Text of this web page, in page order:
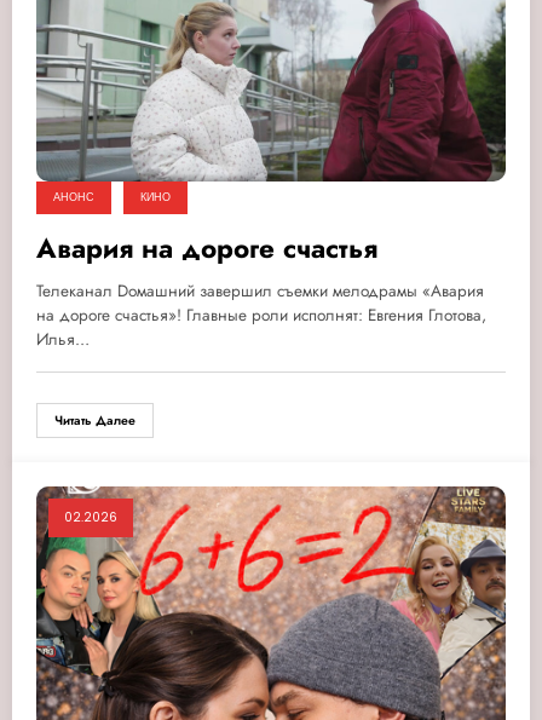
АНОНС КИНО
Авария на дороге счастья
Телеканал Dомашний завершил съемки мелодрамы «Авария
на дороге счастья»! Главные роли исполнят: Евгения Глотова,
Илья…
Читать Далее
02.2026